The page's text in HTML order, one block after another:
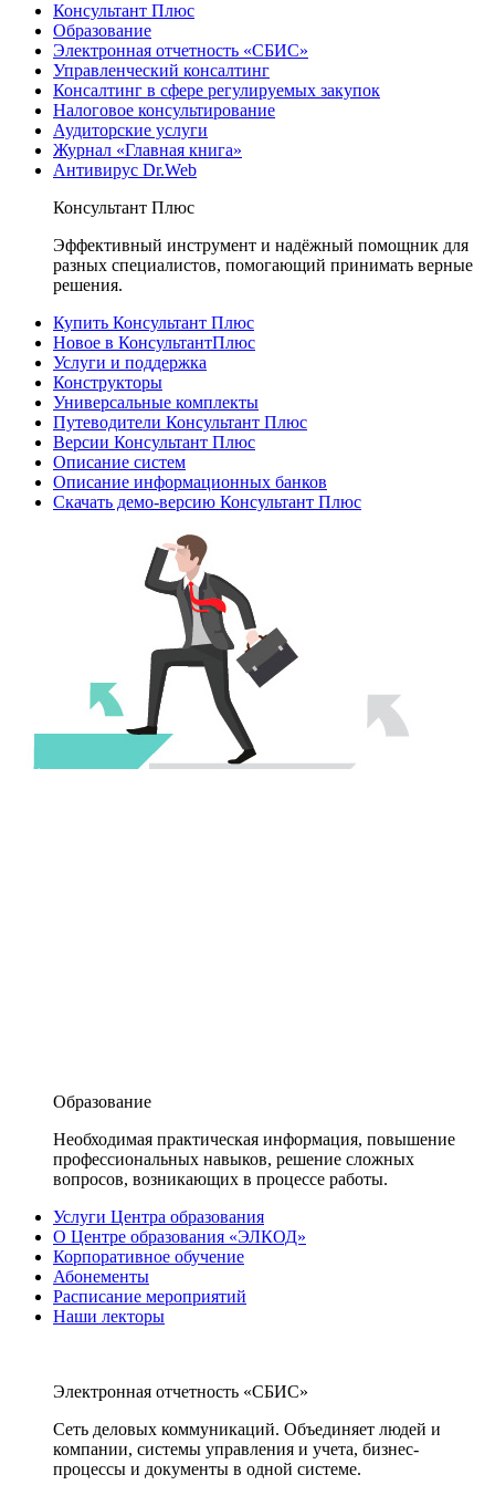
Консультант Плюс
Образование
Электронная отчетность «СБИС»
Управленческий консалтинг
Консалтинг в сфере регулируемых закупок
Налоговое консультирование
Аудиторские услуги
Журнал «Главная книга»
Антивирус Dr.Web
Консультант Плюс
Эффективный инструмент и надёжный помощник для
разных специалистов, помогающий принимать верные
решения.
Купить Консультант Плюс
Новое в КонсультантПлюс
Услуги и поддержка
Конструкторы
Универсальные комплекты
Путеводители Консультант Плюс
Версии Консультант Плюс
Описание систем
Описание информационных банков
Скачать демо-версию Консультант Плюс
Образование
Необходимая практическая информация, повышение
профессиональных навыков, решение сложных
вопросов, возникающих в процессе работы.
Услуги Центра образования
О Центре образования «ЭЛКОД»
Корпоративное обучение
Абонементы
Расписание мероприятий
Наши лекторы
Электронная отчетность «СБИС»
Сеть деловых коммуникаций. Объединяет людей и
компании, системы управления и учета, бизнес-
процессы и документы в одной системе.